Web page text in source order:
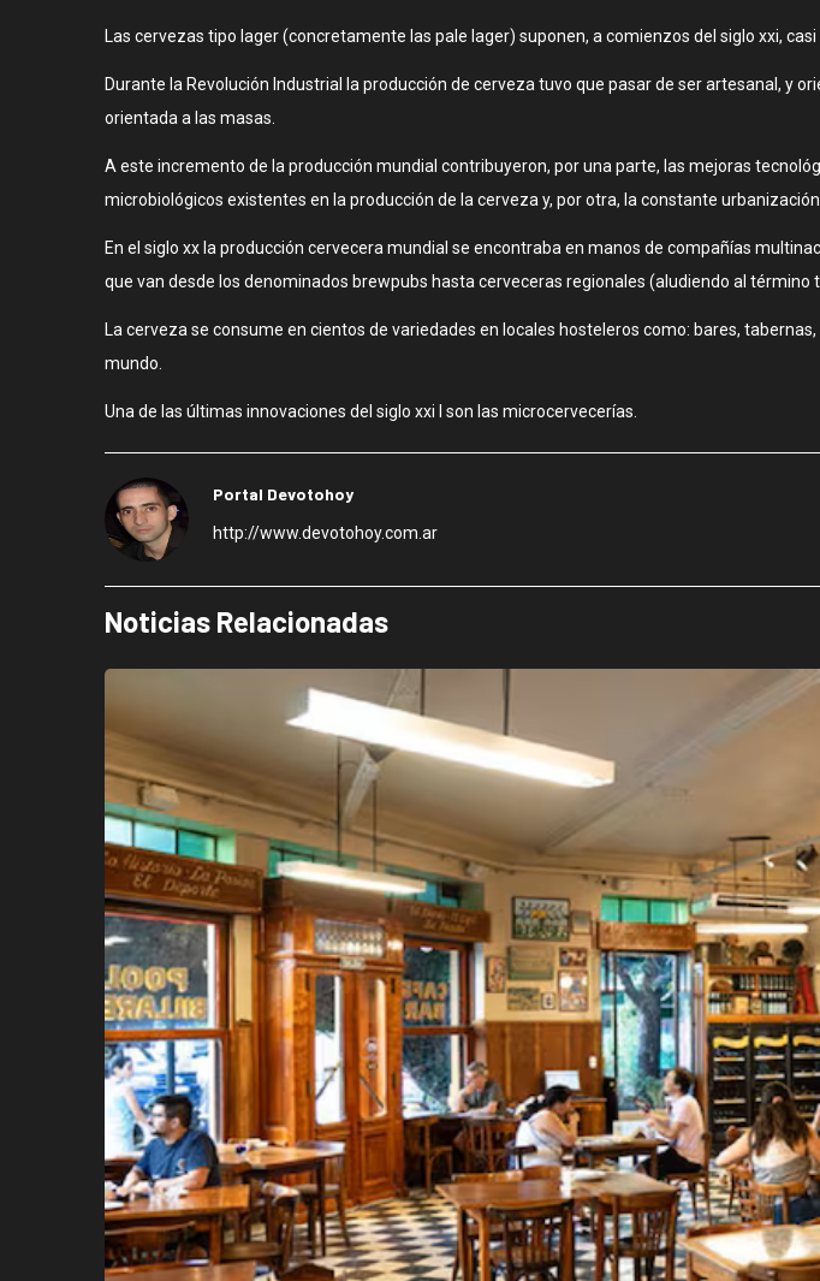
Las cervezas tipo lager (concretamente las pale lager) suponen, a comienzos del siglo xxi, casi
Durante la Revolución Industrial la producción de cerveza tuvo que pasar de ser artesanal, y
orientada a las masas.
A este incremento de la producción mundial contribuyeron, por una parte, las mejoras
microbiológicos existentes en la producción de la cerveza y, por otra, la constante urbanización
En el siglo xx la producción cervecera mundial se encontraba en manos de compañías
que van desde los denominados brewpubs hasta cerveceras regionales (aludiendo al término
La cerveza se consume en cientos de variedades en locales hosteleros como: bares,
mundo.
Una de las últimas innovaciones del siglo xxi l son las microcervecerías.
Portal Devotohoy
http://www.devotohoy.com.ar
Noticias Relacionadas